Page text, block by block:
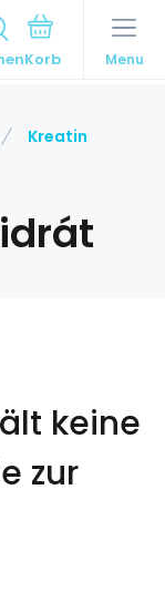
Menu
Kreatin
keine
zur